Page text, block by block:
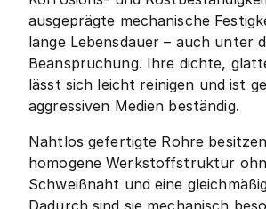
ausgeprägte mechanische
lange Lebensdauer – auch unter
Beanspruchung. Ihre dichte,
lässt sich leicht reinigen und ist
aggressiven Medien beständig.
Nahtlos gefertigte Rohre
homogene Werkstoffstruktur
Schweißnaht und eine
Dadurch sind sie mechanisch